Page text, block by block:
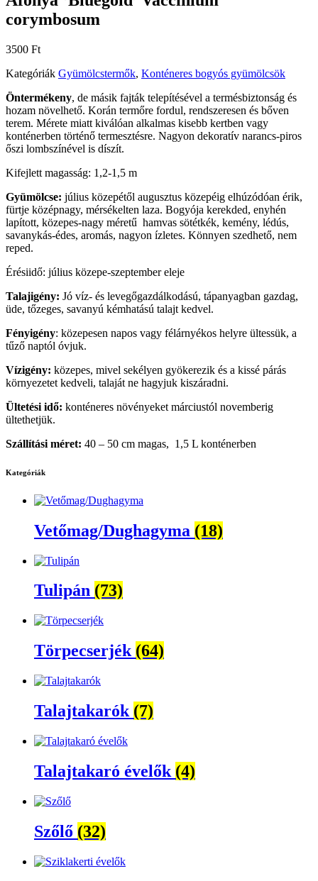
corymbosum
3500 Ft
Kategóriák Gyümölcstermők, Konténeres bogyós gyümölcsök
Öntermékeny, de másik fajták telepítésével a termésbiztonság és
hozam növelhető. Korán termőre fordul, rendszeresen és bőven
terem. Mérete miatt kiválóan alkalmas kisebb kertben vagy
konténerben történő termesztésre. Nagyon dekoratív narancs-piros
őszi lombszínével is díszít.
Kifejlett magasság: 1,2-1,5 m
Gyümölcse: július közepétől augusztus közepéig elhúzódóan érik,
fürtje középnagy, mérsékelten laza. Bogyója kerekded, enyhén
lapított, közepes-nagy méretű hamvas sötétkék, kemény, lédús,
savanykás-édes, aromás, nagyon ízletes. Könnyen szedhető, nem
reped.
Érésiidő: július közepe-szeptember eleje
Talajigény: Jó víz- és levegőgazdálkodású, tápanyagban gazdag,
üde, tőzeges, savanyú kémhatású talajt kedvel.
Fényigény: közepesen napos vagy félárnyékos helyre ültessük, a
tűző naptól óvjuk.
Vízigény: közepes, mivel sekélyen gyökerezik és a kissé párás
környezetet kedveli, talaját ne hagyjuk kiszáradni.
Ültetési idő: konténeres növényeket márciustól novemberig
ültethetjük.
Szállítási méret: 40 – 50 cm magas, 1,5 L konténerben
Kategóriák
Vetőmag/Dughagyma (18)
Tulipán (73)
Törpecserjék (64)
Talajtakarók (7)
Talajtakaró évelők (4)
Szőlő (32)